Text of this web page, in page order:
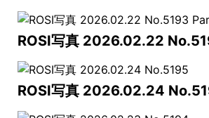
ROSI写真 2026.02.22
ROSI写真 2026.02.24